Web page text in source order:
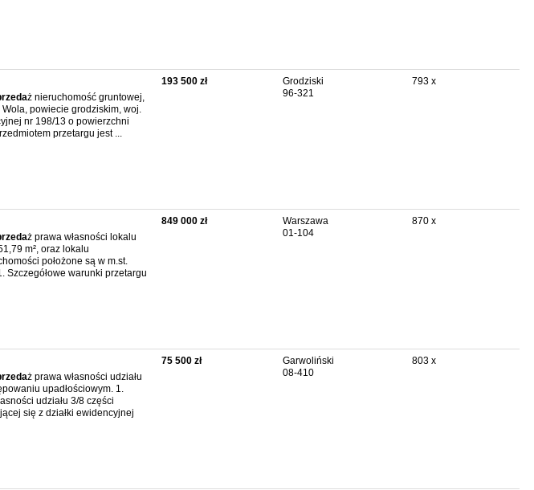
ż nieruchomość gruntowej,
powiecie grodziskim, woj.
nr 198/13 o powierzchni
przetargu jest ...
193 500 zł
Grodziski
96-321
793 x
ż prawa własności lokalu
m², oraz lokalu
położone są w m.st.
Szczegółowe warunki przetargu
849 000 zł
Warszawa
01-104
870 x
ż prawa własności udziału
upadłościowym. 1.
udziału 3/8 części
się z działki ewidencyjnej
75 500 zł
Garwoliński
08-410
803 x